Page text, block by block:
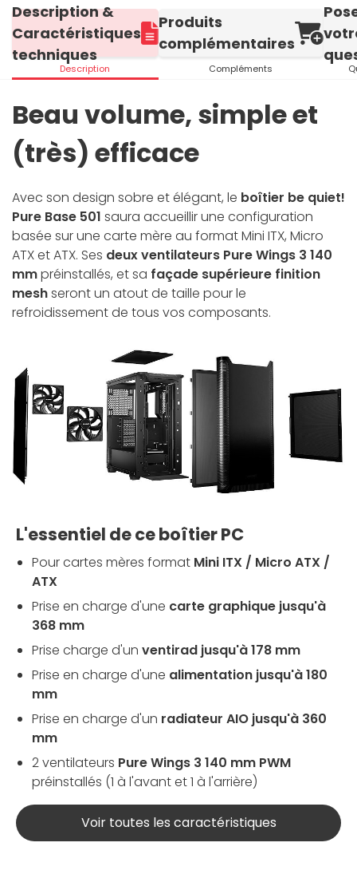
Description &
Caractéristiques
techniques
Description
Produits
complémentaires
Compléments
Beau volume, simple et
(très) efficace
Avec son design sobre et élégant, le boîtier be quiet!
Pure Base 501 saura accueillir une configuration
basée sur une carte mère au format Mini ITX, Micro
ATX et ATX. Ses deux ventilateurs Pure Wings 3 140
mmpréinstallés, et sa façade supérieure finition
meshseront un atout de taille pour le
refroidissement de tous vos composants.
L'essentiel de ce boîtier PC
Pour cartes mères format Mini ITX / Micro ATX /
ATX
Prise en charge d'une carte graphique jusqu'à
368 mm
Prise charge d'un ventirad jusqu'à 178 mm
Prise en charge d'une alimentation jusqu'à 180
mm
Prise en charge d'un radiateur AIO jusqu'à 360
mm
2 ventilateurs Pure Wings 3 140 mm PWM
préinstallés (1 à l'avant et 1 à l'arrière)
Voir toutes les caractéristiques